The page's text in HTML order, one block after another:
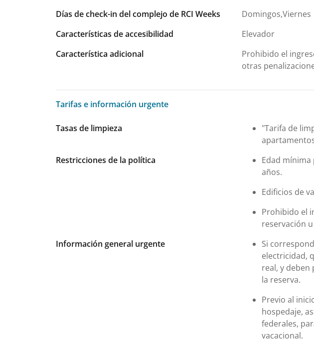
Días de check-in del complejo de RCI Weeks
Domingos,Viernes
Características de accesibilidad
Elevador
Característica adicional
Prohibido el
otras
Tarifas e información urgente
Tarifas e información urgente
Tasas de limpieza
"Tarifa de
Restricciones de la política
Edad
años.
Edificios de
Prohibido el
reservación
Información general urgente
Si
electricidad,
real, y deben
la reserva.
Previo al
hospedaje,
federales,
vacacional.